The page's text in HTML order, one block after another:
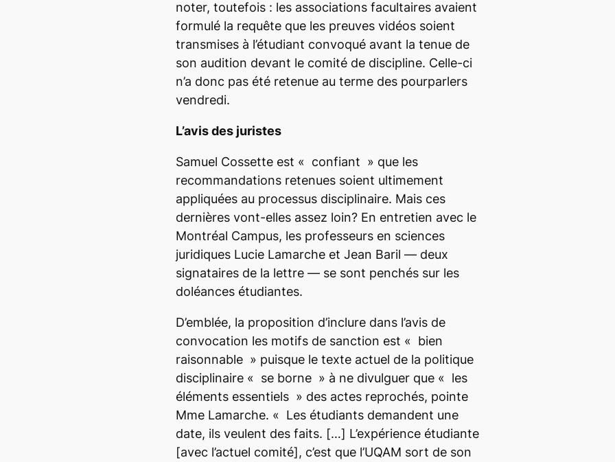
noter, toutefois : les associations facultaires avaient
formulé la requête que les preuves vidéos soient
transmises à l’étudiant convoqué avant la tenue de
son audition devant le comité de discipline. Celle-ci
n’a donc pas été retenue au terme des pourparlers
vendredi.
L’avis des juristes
Samuel Cossette est « confiant » que les
recommandations retenues soient ultimement
appliquées au processus disciplinaire. Mais ces
dernières vont-elles assez loin? En entretien avec le
Montréal Campus, les professeurs en sciences
juridiques Lucie Lamarche et Jean Baril — deux
signataires de la lettre — se sont penchés sur les
doléances étudiantes.
D’emblée, la proposition d’inclure dans l’avis de
convocation les motifs de sanction est « bien
raisonnable » puisque le texte actuel de la politique
disciplinaire « se borne » à ne divulguer que « les
éléments essentiels » des actes reprochés, pointe
Mme Lamarche. « Les étudiants demandent une
date, ils veulent des faits. […] L’expérience étudiante
[avec l’actuel comité], c’est que l’UQAM sort de son